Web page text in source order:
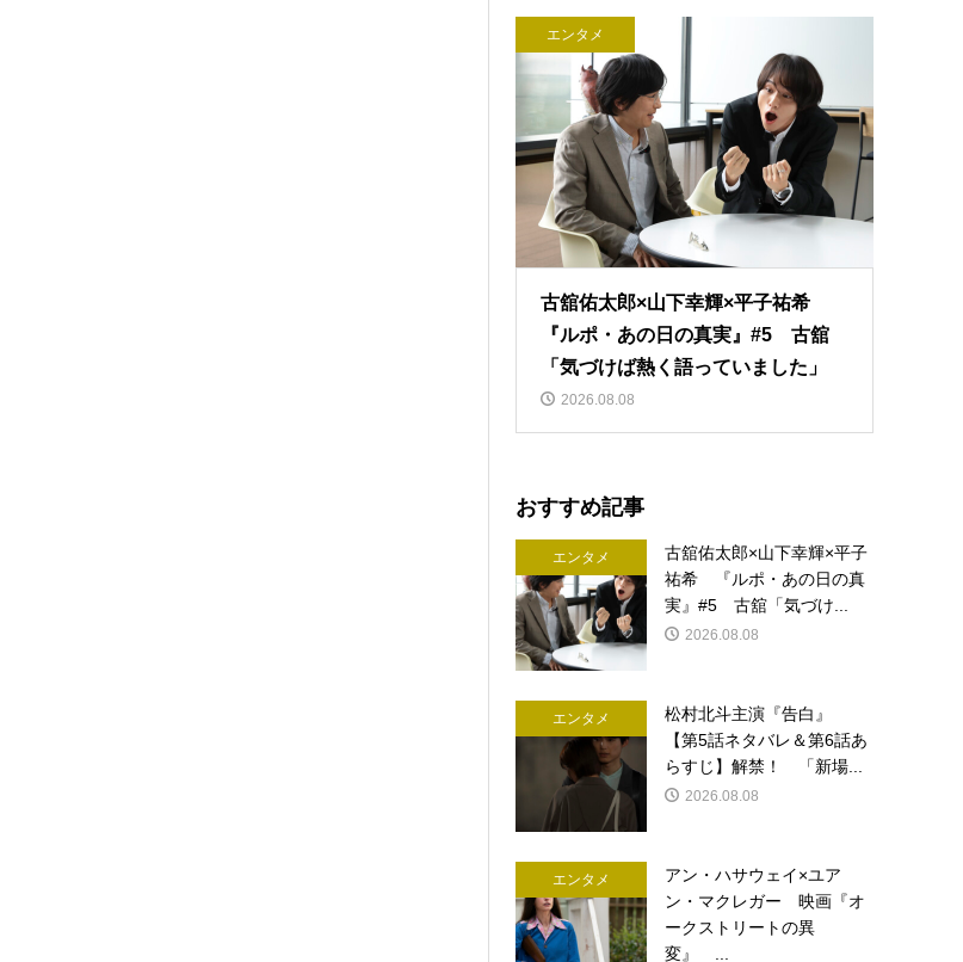
エンタメ
古舘佑太郎×山下幸輝×平子祐希
『ルポ・あの日の真実』#5 古舘
「気づけば熱く語っていました」
2026.08.08
おすすめ記事
エンタメ
古舘佑太郎×山下幸輝×平子
祐希 『ルポ・あの日の真
実』#5 古舘「気づけ...
2026.08.08
エンタメ
松村北斗主演『告白』
【第5話ネタバレ＆第6話あ
らすじ】解禁！ 「新場...
2026.08.08
エンタメ
アン・ハサウェイ×ユア
ン・マクレガー 映画『オ
ークストリートの異
変』 ...